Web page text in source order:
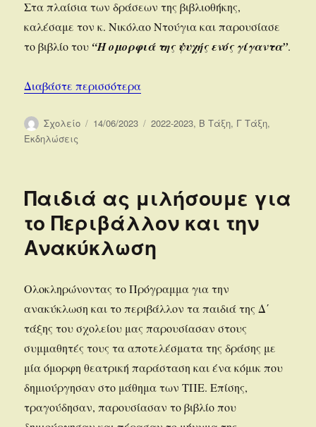
Στα πλαίσια των δράσεων της βιβλιοθήκης,
καλέσαμε τον κ. Νικόλαο Ντούγια και παρουσίασε
το βιβλίο του “Η ομορφιά της ψυχής ενός γίγαντα”.
Διαβάστε περισσότερα
Συντάκτης
Σχολείο
Δημοσιεύτηκε
14/06/2023 Κατηγορίες
2022-2023, Β Τάξη, Γ Τάξη,
Εκδηλώσεις
Παιδιά ας μιλήσουμε για
το Περιβάλλον και την
Ανακύκλωση
Ολοκληρώνοντας το Πρόγραμμα για την
ανακύκλωση και το περιβάλλον τα παιδιά της Δ΄
τάξης του σχολείου μας παρουσίασαν στους
συμμαθητές τους τα αποτελέσματα της δράσης με
μία όμορφη θεατρική παράσταση και ένα κόμικ που
δημιούργησαν στο μάθημα των ΤΠΕ. Επίσης,
τραγούδησαν, παρουσίασαν το βιβλίο που